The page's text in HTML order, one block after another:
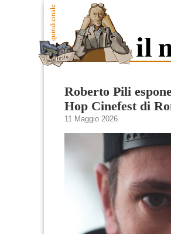
Roberto Pili
Hop Cinefest di
11 Maggio 2026